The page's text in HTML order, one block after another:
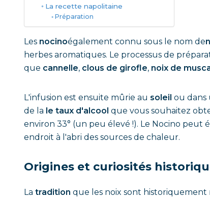
La recette napolitaine
Préparation
Les nocinoégalement connu sous le nom de
herbes aromatiques. Le processus de
que cannelle, clous de girofle, noix de
L'infusion est ensuite mûrie au soleil ou dans
de la le taux d'alcool que vous souhaitez
environ 33° (un peu élevé !). Le Nocino peut
endroit à l'abri des sources de chaleur.
Origines et curiosités
La tradition que les noix sont historiquement